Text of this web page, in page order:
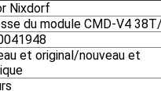
Nixdorf
du module CMD-V4
et original/nouveau et